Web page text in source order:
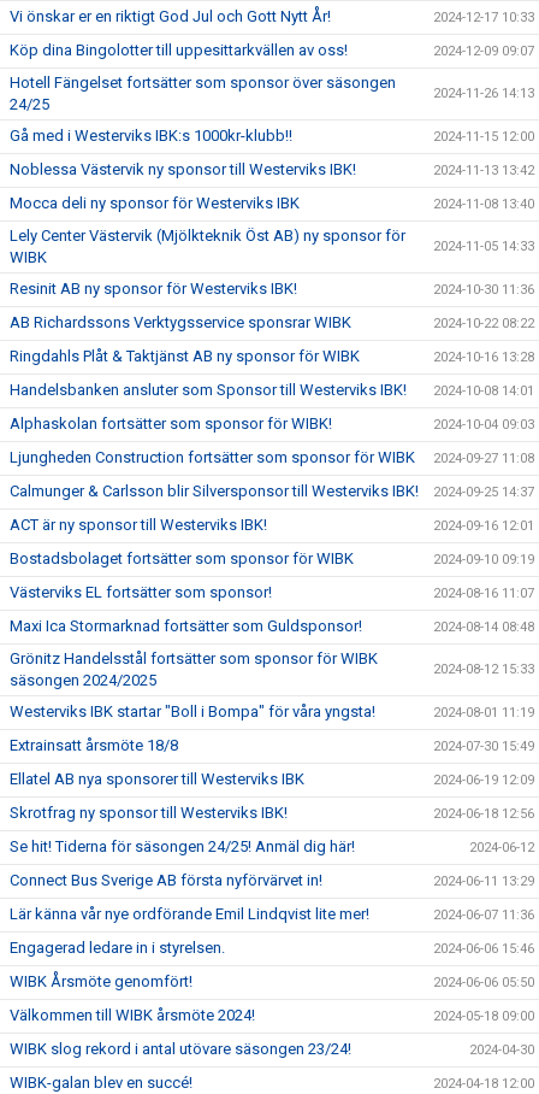
Vi önskar er en riktigt God Jul och Gott Nytt År! 2024-12-17 10:33
Köp dina Bingolotter till uppesittarkvällen av oss! 2024-12-09 09:07
Hotell Fängelset fortsätter som sponsor över säsongen
24/25
2024-11-26 14:13
Gå med i Westerviks IBK:s 1000kr-klubb!! 2024-11-15 12:00
Noblessa Västervik ny sponsor till Westerviks IBK! 2024-11-13 13:42
Mocca deli ny sponsor för Westerviks IBK 2024-11-08 13:40
Lely Center Västervik (Mjölkteknik Öst AB) ny sponsor för
WIBK
2024-11-05 14:33
Resinit AB ny sponsor för Westerviks IBK! 2024-10-30 11:36
AB Richardssons Verktygsservice sponsrar WIBK 2024-10-22 08:22
Ringdahls Plåt & Taktjänst AB ny sponsor för WIBK 2024-10-16 13:28
Handelsbanken ansluter som Sponsor till Westerviks IBK! 2024-10-08 14:01
Alphaskolan fortsätter som sponsor för WIBK! 2024-10-04 09:03
Ljungheden Construction fortsätter som sponsor för WIBK 2024-09-27 11:08
Calmunger & Carlsson blir Silversponsor till Westerviks IBK! 2024-09-25 14:37
ACT är ny sponsor till Westerviks IBK! 2024-09-16 12:01
Bostadsbolaget fortsätter som sponsor för WIBK 2024-09-10 09:19
Västerviks EL fortsätter som sponsor! 2024-08-16 11:07
Maxi Ica Stormarknad fortsätter som Guldsponsor! 2024-08-14 08:48
Grönitz Handelsstål fortsätter som sponsor för WIBK
säsongen 2024/2025
2024-08-12 15:33
Westerviks IBK startar "Boll i Bompa" för våra yngsta! 2024-08-01 11:19
Extrainsatt årsmöte 18/8 2024-07-30 15:49
Ellatel AB nya sponsorer till Westerviks IBK 2024-06-19 12:09
Skrotfrag ny sponsor till Westerviks IBK! 2024-06-18 12:56
Se hit! Tiderna för säsongen 24/25! Anmäl dig här! 2024-06-12
Connect Bus Sverige AB första nyförvärvet in! 2024-06-11 13:29
Lär känna vår nye ordförande Emil Lindqvist lite mer! 2024-06-07 11:36
Engagerad ledare in i styrelsen. 2024-06-06 15:46
WIBK Årsmöte genomfört! 2024-06-06 05:50
Välkommen till WIBK årsmöte 2024! 2024-05-18 09:00
WIBK slog rekord i antal utövare säsongen 23/24! 2024-04-30
WIBK-galan blev en succé! 2024-04-18 12:00